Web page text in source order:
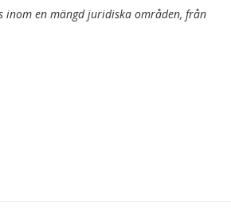
inom en mängd juridiska områden, från